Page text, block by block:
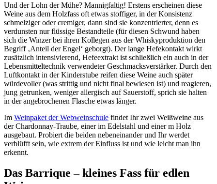
Und der Lohn der Mühe? Mannigfaltig! Erstens erscheinen diese
Weine aus dem Holzfass oft etwas stoffiger, in der Konsistenz
schmelziger oder cremiger, dann sind sie konzentrierter, denn es
verdunsten nur flüssige Bestandteile (für diesen Schwund haben
sich die Winzer bei ihren Kollegen aus der Whiskyproduktion den
Begriff ‚Anteil der Engel‘ geborgt). Der lange Hefekontakt wirkt
zusätzlich intensivierend, Hefeextrakt ist schließlich ein auch in der
Lebensmitteltechnik verwendeter Geschmacksverstärker. Durch den
Luftkontakt in der Kinderstube reifen diese Weine auch später
würdevoller (was strittig und nicht final bewiesen ist) und reagieren,
jung getrunken, weniger allergisch auf Sauerstoff, sprich sie halten
in der angebrochenen Flasche etwas länger.
Im Weinpaket der Webweinschule findet Ihr zwei Weißweine aus
der Chardonnay-Traube, einer im Edelstahl und einer m Holz
ausgebaut. Probiert die beiden nebeneinander und Ihr werdet
verblüfft sein, wie extrem der Einfluss ist und wie leicht man ihn
erkennt.
Das Barrique – kleines Fass für edlen